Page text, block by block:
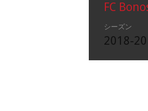
FC
シーズン
2018-